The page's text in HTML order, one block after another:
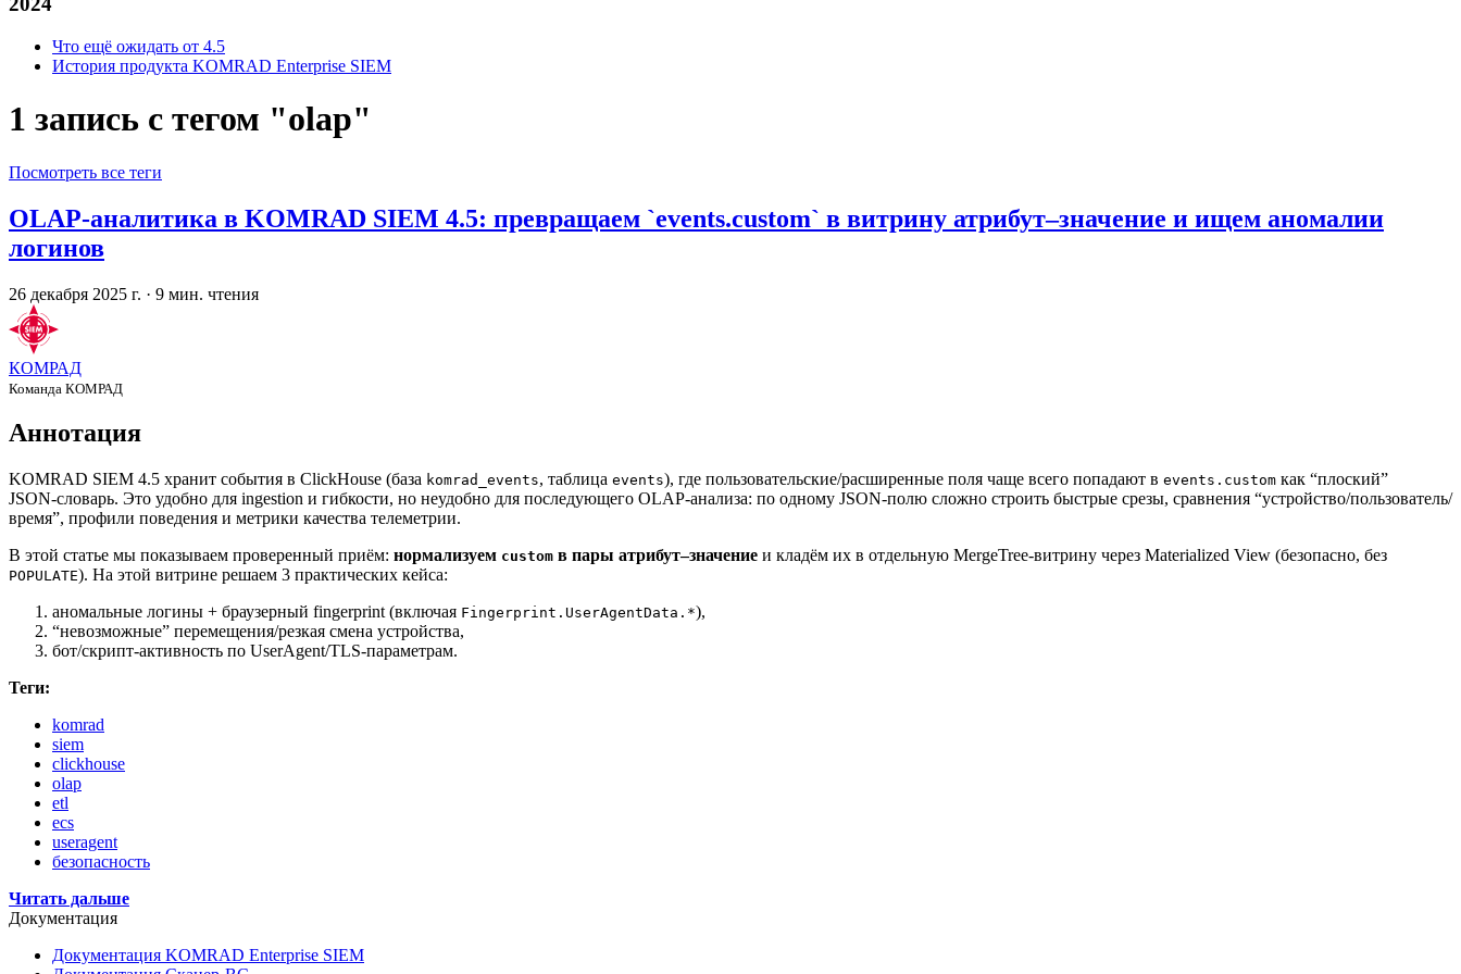
Что ещё ожидать от 4.5
История продукта KOMRAD Enterprise SIEM
1 запись с тегом "olap"
Посмотреть все теги
OLAP-аналитика в KOMRAD SIEM 4.5: превращаем `events.custom` в витрину атрибут–значение и ищем аномалии
логинов
26 декабря 2025 г. · 9 мин. чтения
КОМРАД
Команда КОМРАД
Аннотация
KOMRAD SIEM 4.5 хранит события в ClickHouse (база komrad_events, таблица events), где пользовательские/расширенные поля чаще всего попадают в events.custom как “плоский”
JSON‑словарь. Это удобно для ingestion и гибкости, но неудобно для последующего OLAP‑анализа: по одному JSON‑полю сложно строить быстрые срезы, сравнения “устройство/пользователь/
время”, профили поведения и метрики качества телеметрии.
В этой статье мы показываем проверенный приём: нормализуем custom в пары атрибут–значение и кладём их в отдельную MergeTree‑витрину через Materialized View (безопасно, без
POPULATE). На этой витрине решаем 3 практических кейса:
аномальные логины + браузерный fingerprint (включая Fingerprint.UserAgentData.*),
“невозможные” перемещения/резкая смена устройства,
бот/скрипт‑активность по UserAgent/TLS‑параметрам.
Теги:
komrad
siem
clickhouse
olap
etl
ecs
useragent
безопасность
Читать дальше
Документация
Документация KOMRAD Enterprise SIEM